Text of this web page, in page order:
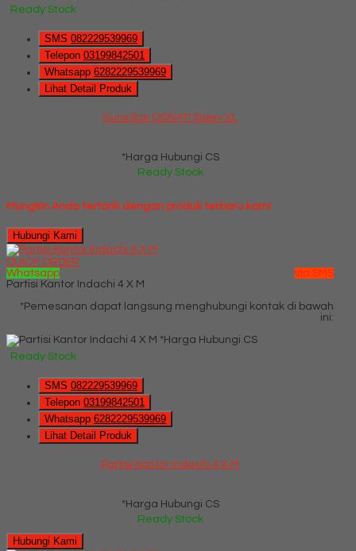
Ready Stock
SMS 082229539969
Telepon 03199842501
Whatsapp 6282229539969
Lihat Detail Produk
Kursi Bar DONATI Sisley XL
*Harga Hubungi CS
Ready Stock
Mungkin Anda tertarik dengan produk terbaru kami
Hubungi Kami
QUICK ORDER
Whatsapp
via SMS
Partisi Kantor Indachi 4 X M
*Pemesanan dapat langsung menghubungi kontak di bawah
ini:
*Harga Hubungi CS
Ready Stock
SMS 082229539969
Telepon 03199842501
Whatsapp 6282229539969
Lihat Detail Produk
Partisi Kantor Indachi 4 X M
*Harga Hubungi CS
Ready Stock
Hubungi Kami